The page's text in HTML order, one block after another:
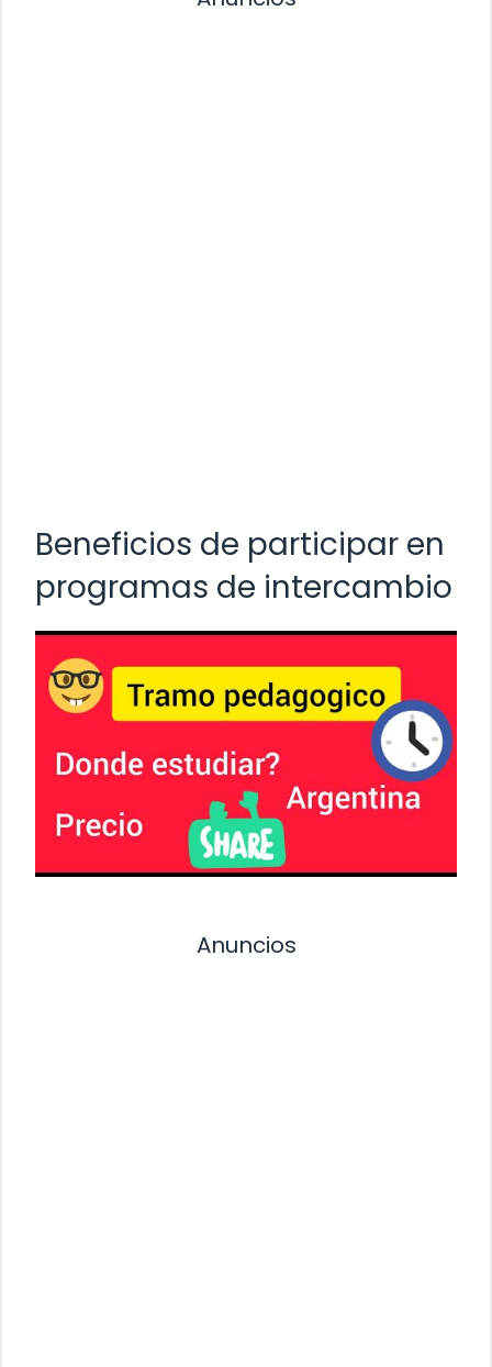
Beneficios de participar en
programas de intercambio
Anuncios